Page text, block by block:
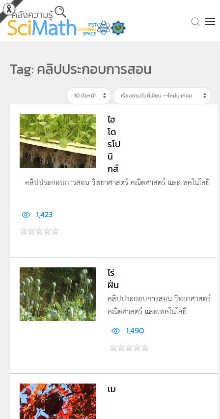
Skip to main content
Tag: คลิปประกอบการสอน
ไฮ
โด
รโป
นิ
กส์
คลิปประกอบการสอน วิทยาศาสตร์ คณิตศาสตร์ และเทคโนโลยี
1,423
ไร่
ฝิ่น
คลิปประกอบการสอน วิทยาศาสตร์
คณิตศาสตร์ และเทคโนโลยี
1,490
เม